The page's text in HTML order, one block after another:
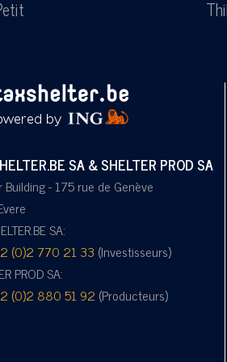
SA & SHELTER PROD SA
Building - 175 rue de Genève
SA:
(0)2 770 21 33 (Investisseurs)
PROD SA:
(0)2 880 51 92 (Producteurs)